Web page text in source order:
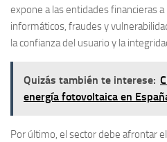
expone a las entidades financieras
informáticos, fraudes y
la confianza del usuario y la
Quizás también te interese:
energía fotovoltaica en
Por último, el sector debe afrontar